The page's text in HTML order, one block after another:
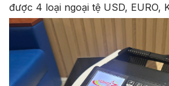
được 4 loại ngoại tệ USD, EURO,